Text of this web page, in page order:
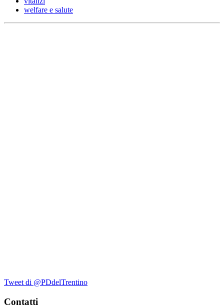
welfare e salute
Tweet di @PDdelTrentino
Contatti